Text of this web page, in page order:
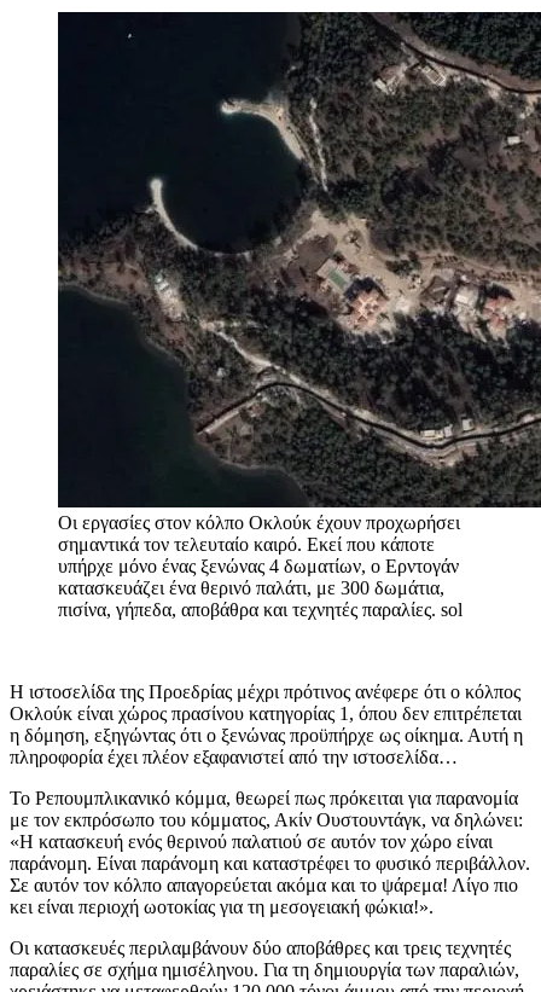
Οι εργασίες στον κόλπο Οκλούκ έχουν προχωρήσει
σημαντικά τον τελευταίο καιρό. Εκεί που κάποτε
υπήρχε μόνο ένας ξενώνας 4 δωματίων, ο Ερντογάν
κατασκευάζει ένα θερινό παλάτι, με 300 δωμάτια,
πισίνα, γήπεδα, αποβάθρα και τεχνητές παραλίες. sol
Η ιστοσελίδα της Προεδρίας μέχρι πρότινος ανέφερε ότι ο κόλπος
Οκλούκ είναι χώρος πρασίνου κατηγορίας 1, όπου δεν επιτρέπεται
η δόμηση, εξηγώντας ότι ο ξενώνας προϋπήρχε ως οίκημα. Αυτή η
πληροφορία έχει πλέον εξαφανιστεί από την ιστοσελίδα…
Το Ρεπουμπλικανικό κόμμα, θεωρεί πως πρόκειται για παρανομία
με τον εκπρόσωπο του κόμματος, Ακίν Ουστουντάγκ, να δηλώνει:
«Η κατασκευή ενός θερινού παλατιού σε αυτόν τον χώρο είναι
παράνομη. Είναι παράνομη και καταστρέφει το φυσικό περιβάλλον.
Σε αυτόν τον κόλπο απαγορεύεται ακόμα και το ψάρεμα! Λίγο πιο
κει είναι περιοχή ωοτοκίας για τη μεσογειακή φώκια!».
Οι κατασκευές περιλαμβάνουν δύο αποβάθρες και τρεις τεχνητές
παραλίες σε σχήμα ημισέληνου. Για τη δημιουργία των παραλιών,